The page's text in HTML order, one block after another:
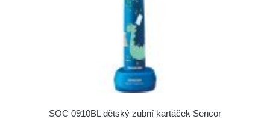
SOC 0910BL dětský zubní kartáček Sencor